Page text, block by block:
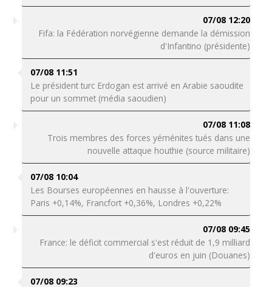
07/08 12:20
Fifa: la Fédération norvégienne demande la démission
d'Infantino (présidente)
07/08 11:51
Le président turc Erdogan est arrivé en Arabie saoudite
pour un sommet (média saoudien)
07/08 11:08
Trois membres des forces yéménites tués dans une
nouvelle attaque houthie (source militaire)
07/08 10:04
Les Bourses européennes en hausse à l'ouverture:
Paris +0,14%, Francfort +0,36%, Londres +0,22%
07/08 09:45
France: le déficit commercial s'est réduit de 1,9 milliard
d'euros en juin (Douanes)
07/08 09:23